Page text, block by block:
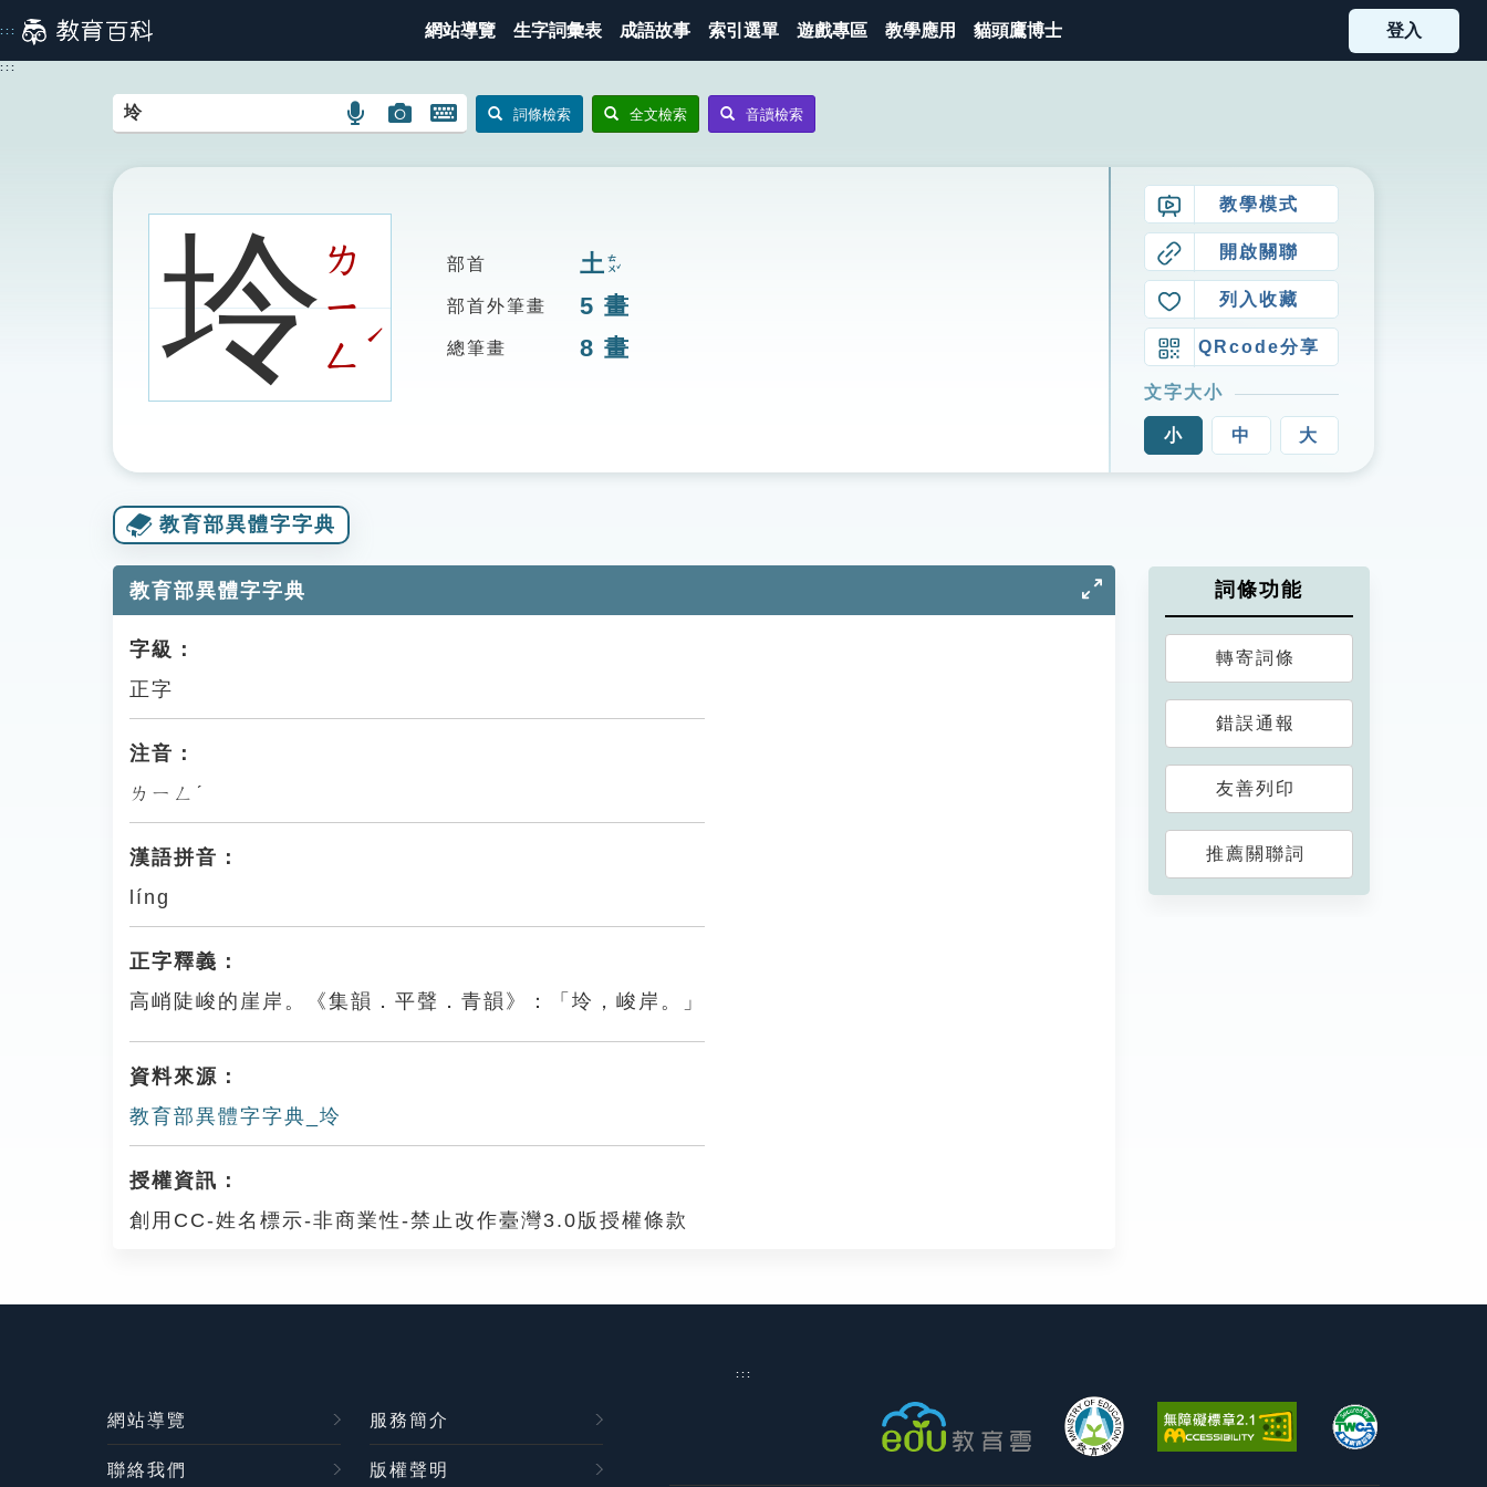
到
主
::: 網站導覽 生字詞彙表 成語故事 索引選單 遊戲專區 教學應用 貓頭鷹博士 登入
:::
語
搜
圖
圖
搜
開
鍵
詞條檢索 全文檢索 音讀檢索
坽ㄌ
ㄧ
ㄥ
ˊ
部首 土ㄊㄨˇ
部首外筆畫 5 畫
總筆畫 8 畫
教學模式
開啟關聯
列入收藏
QRcode分享
文字大小
小 中 大
教育部異體字字典
教育部異體字字典
字級：
正字
注音：
ㄌㄧㄥˊ
漢語拼音：
líng
正字釋義：
高峭陡峻的崖岸。《集韻．平聲．青韻》：「坽，峻岸。」
資料來源：
教育部異體字字典_坽
授權資訊：
創用CC-姓名標示-非商業性-禁止改作臺灣3.0版授權條款
詞條功能
轉寄詞條
錯誤通報
友善列印
推薦關聯詞
:::
網站導覽 服務簡介
聯絡我們 版權聲明